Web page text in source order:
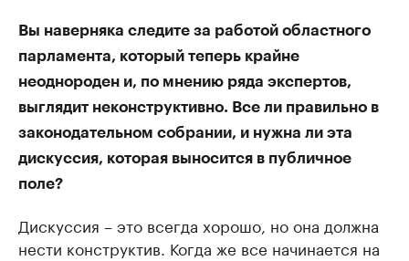
Вы наверняка следите за работой областного
парламента, который теперь крайне
неоднороден и, по мнению ряда экспертов,
выглядит неконструктивно. Все ли правильно в
законодательном собрании, и нужна ли эта
дискуссия, которая выносится в публичное
поле?
Дискуссия – это всегда хорошо, но она должна
нести конструктив. Когда же все начинается на